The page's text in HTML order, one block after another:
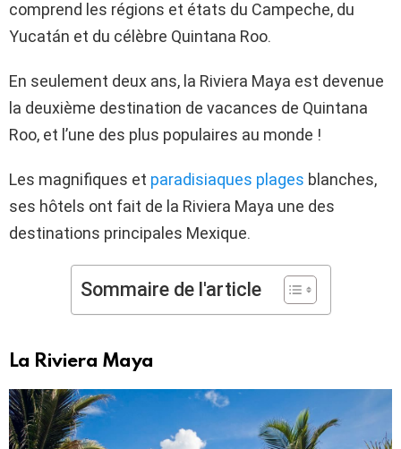
comprend les régions et états du Campeche, du
Yucatán et du célèbre Quintana Roo.
En seulement deux ans, la Riviera Maya est devenue
la deuxième destination de vacances de Quintana
Roo, et l’une des plus populaires au monde !
Les magnifiques et paradisiaques plages blanches,
ses hôtels ont fait de la Riviera Maya une des
destinations principales Mexique.
Sommaire de l'article
La Riviera Maya